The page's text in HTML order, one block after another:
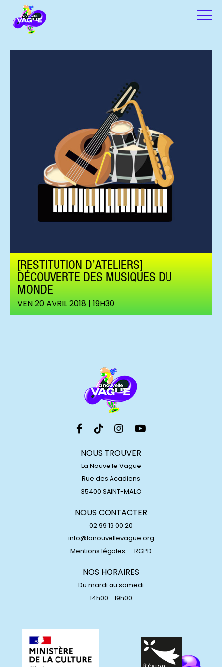
[RESTITUTION D’ATELIERS]
DÉCOUVERTE DES MUSIQUES DU
MONDE
VEN 20 AVRIL 2018 | 19H30
NOUS TROUVER
La Nouvelle Vague
Rue des Acadiens
35400 SAINT-MALO
NOUS CONTACTER
02 99 19 00 20
info@lanouvellevague.org
Mentions légales — RGPD
NOS HORAIRES
Du mardi au samedi
14h00 - 19h00